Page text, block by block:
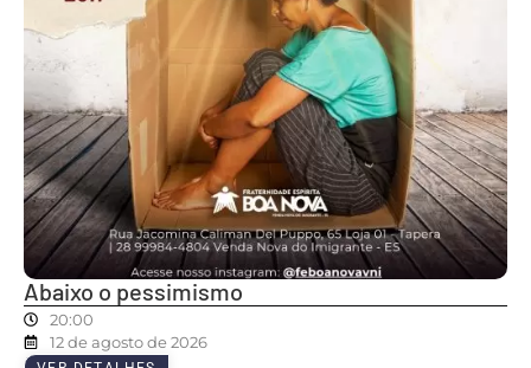
Abaixo o pessimismo
20:00
12 de agosto de 2026